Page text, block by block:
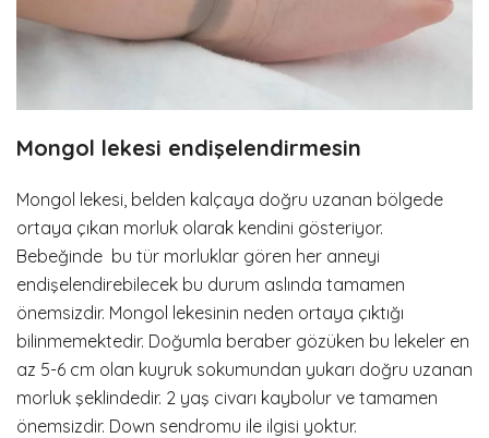
Mongol lekesi endişelendirmesin
Mongol lekesi, belden kalçaya doğru uzanan bölgede
ortaya çıkan morluk olarak kendini gösteriyor.
Bebeğinde bu tür morluklar gören her anneyi
endişelendirebilecek bu durum aslında tamamen
önemsizdir. Mongol lekesinin neden ortaya çıktığı
bilinmemektedir. Doğumla beraber gözüken bu lekeler en
az 5-6 cm olan kuyruk sokumundan yukarı doğru uzanan
morluk şeklindedir. 2 yaş civarı kaybolur ve tamamen
önemsizdir. Down sendromu ile ilgisi yoktur.